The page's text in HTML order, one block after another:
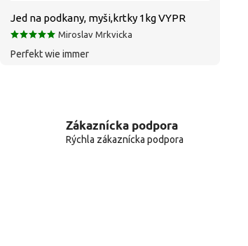
Jed na podkany, myši,krtky 1kg VYPR
Miroslav Mrkvicka
Perfekt wie immer
Zákaznícka podpora
Rýchla zákaznícka podpora